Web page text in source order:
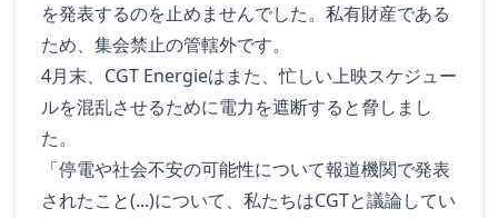
を発表するのを止めませんでした。私有財産である
ため、集会禁止の管轄外です。
4月末、CGT Energieはまた、忙しい上映スケジュー
ルを混乱させるために電力を遮断すると脅しまし
た。
「停電や社会不安の可能性について報道機関で発表
されたこと(...)について、私たちはCGTと議論してい